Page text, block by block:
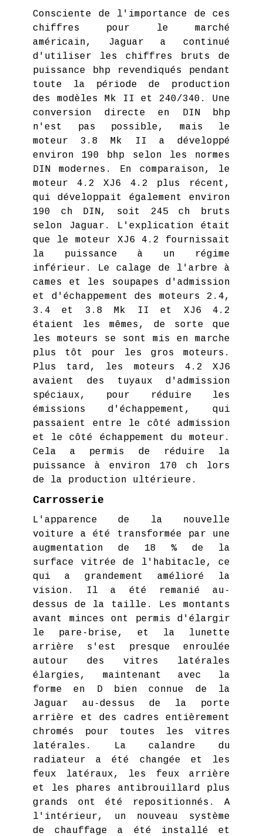
Consciente de l'importance de ces
chiffres pour le marché
américain, Jaguar a continué
d'utiliser les chiffres bruts de
puissance bhp revendiqués pendant
toute la période de production
des modèles Mk II et 240/340. Une
conversion directe en DIN bhp
n'est pas possible, mais le
moteur 3.8 Mk II a développé
environ 190 bhp selon les normes
DIN modernes. En comparaison, le
moteur 4.2 XJ6 4.2 plus récent,
qui développait également environ
190 ch DIN, soit 245 ch bruts
selon Jaguar. L'explication était
que le moteur XJ6 4.2 fournissait
la puissance à un régime
inférieur. Le calage de l'arbre à
cames et les soupapes d'admission
et d'échappement des moteurs 2.4,
3.4 et 3.8 Mk II et XJ6 4.2
étaient les mêmes, de sorte que
les moteurs se sont mis en marche
plus tôt pour les gros moteurs.
Plus tard, les moteurs 4.2 XJ6
avaient des tuyaux d'admission
spéciaux, pour réduire les
émissions d'échappement, qui
passaient entre le côté admission
et le côté échappement du moteur.
Cela a permis de réduire la
puissance à environ 170 ch lors
de la production ultérieure.
Carrosserie
L'apparence de la nouvelle
voiture a été transformée par une
augmentation de 18 % de la
surface vitrée de l'habitacle, ce
qui a grandement amélioré la
vision. Il a été remanié au-
dessus de la taille. Les montants
avant minces ont permis d'élargir
le pare-brise, et la lunette
arrière s'est presque enroulée
autour des vitres latérales
élargies, maintenant avec la
forme en D bien connue de la
Jaguar au-dessus de la porte
arrière et des cadres entièrement
chromés pour toutes les vitres
latérales. La calandre du
radiateur a été changée et les
feux latéraux, les feux arrière
et les phares antibrouillard plus
grands ont été repositionnés. A
l'intérieur, un nouveau système
de chauffage a été installé et